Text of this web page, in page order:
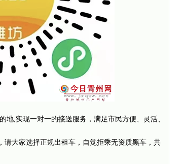
,实现一对一的接送服务，满足市民方便、灵活、
大家选择正规出租车，自觉拒乘无资质黑车，共